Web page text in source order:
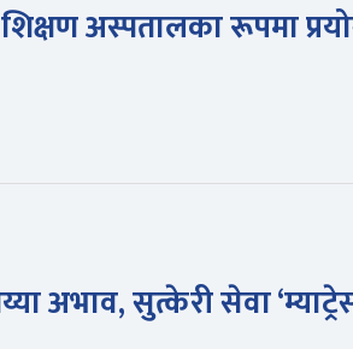
अस्पतालका रूपमा
अभाव, सुत्केरी सेवा